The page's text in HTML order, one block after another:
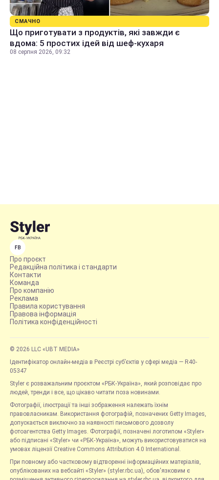
СМАЧНО
Що приготувати з продуктів, які завжди є
вдома: 5 простих ідей від шеф-кухаря
08 серпня 2026, 09:32
FB
Про проєкт
Редакційна політика і стандарти
Контакти
Команда
Про компанію
Реклама
Правила користування
Правова інформація
Політика конфіденційності
© 2026 LLC «UBT MEDIA»
Ідентифікатор онлайн-медіа в Реєстрі суб’єктів у сфері медіа — R40-
05347
Styler є розважальним проєктом «РБК-Україна», який розповідає про
людей, тренди і все, що цікаво читати поза новинами.
Фотографії, ілюстрації та інші зображення належать їхнім
правовласникам. Використання фотографій, позначених Getty Images,
допускається виключно за наявності письмового дозволу
фотоагентства Getty Images. Фотографії, позначені логотипом «Styler»
або підписані «Styler» чи «РБК-Україна», можуть використовуватися на
умовах ліцензії Creative Commons Attribution 4.0 International.
При повному або частковому відтворенні інформаційних матеріалів,
опублікованих на вебсайті «Styler» (styler.rbc.ua), обов'язковим є